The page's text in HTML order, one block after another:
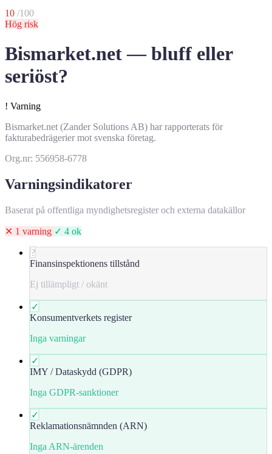
10 /100
Hög risk
Bismarket.net — bluff eller
seriöst?
! Varning
Bismarket.net (Zander Solutions AB) har rapporterats för
fakturabedrägerier mot svenska företag.
Org.nr: 556958-6778
Varningsindikatorer
Baserat på offentliga myndighetsregister och externa datakällor
✕ 1 varning ✓ 4 ok
?
Finansinspektionens tillstånd
Ej tillämpligt / okänt
✓
Konsumentverkets register
Inga varningar
✓
IMY / Dataskydd (GDPR)
Inga GDPR-sanktioner
✓
Reklamationsnämnden (ARN)
Inga ARN-ärenden